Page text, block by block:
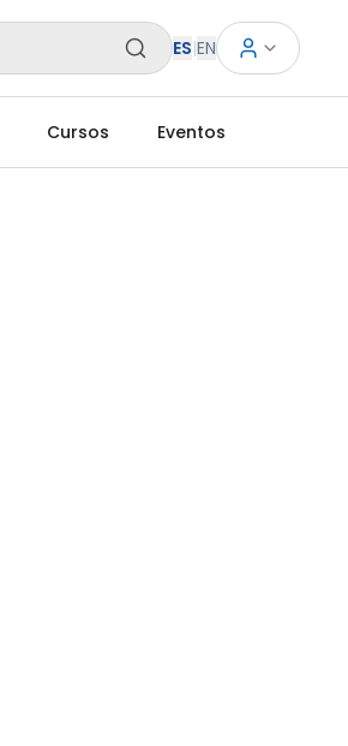
ES|EN
Cursos Eventos